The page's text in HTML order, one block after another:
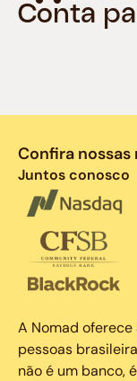
Conta
Confira
Juntos conosco
A Nomad
pessoas
não é um banco,